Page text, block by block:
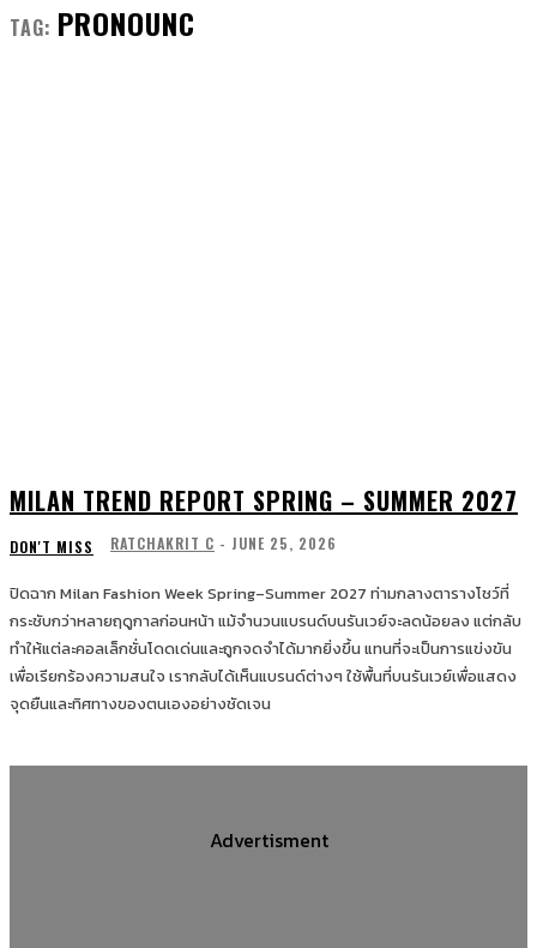
TAG: PRONOUNC
MILAN TREND REPORT SPRING – SUMMER 2027
DON'T MISS RATCHAKRIT C - JUNE 25, 2026
ปิดฉาก Milan Fashion Week Spring–Summer 2027 ท่ามกลางตารางโชว์ที่
กระชับกว่าหลายฤดูกาลก่อนหน้า แม้จำนวนแบรนด์บนรันเวย์จะลดน้อยลง แต่กลับ
ทำให้แต่ละคอลเล็กชั่นโดดเด่นและถูกจดจำได้มากยิ่งขึ้น แทนที่จะเป็นการแข่งขัน
เพื่อเรียกร้องความสนใจ เรากลับได้เห็นแบรนด์ต่างๆ ใช้พื้นที่บนรันเวย์เพื่อแสดง
จุดยืนและทิศทางของตนเองอย่างชัดเจน
Advertisment